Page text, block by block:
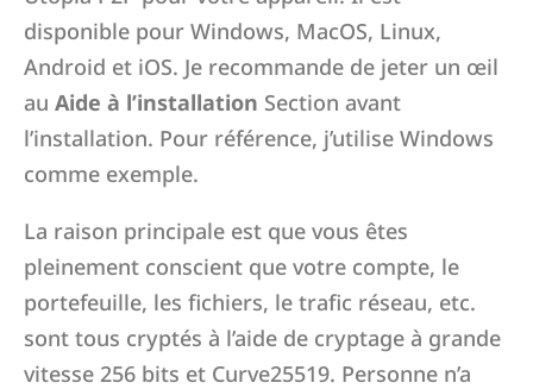
disponible pour Windows, MacOS, Linux,
Android et iOS. Je recommande de jeter un œil
au Aide à l’installation Section avant
l’installation. Pour référence, j’utilise Windows
comme exemple.
La raison principale est que vous êtes
pleinement conscient que votre compte, le
portefeuille, les fichiers, le trafic réseau, etc.
sont tous cryptés à l’aide de cryptage à grande
vitesse 256 bits et Curve25519. Personne n’a